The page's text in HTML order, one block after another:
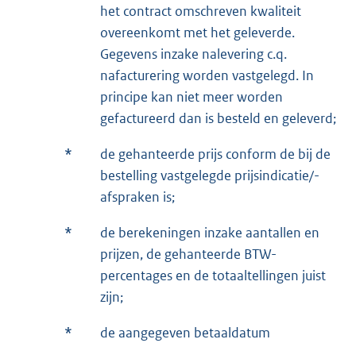
het contract omschreven kwaliteit
overeenkomt met het geleverde.
Gegevens inzake nalevering c.q.
nafacturering worden vastgelegd. In
principe kan niet meer worden
gefactureerd dan is besteld en geleverd;
*
de gehanteerde prijs conform de bij de
bestelling vastgelegde prijsindicatie/-
afspraken is;
*
de berekeningen inzake aantallen en
prijzen, de gehanteerde BTW-
percentages en de totaaltellingen juist
zijn;
*
de aangegeven betaaldatum